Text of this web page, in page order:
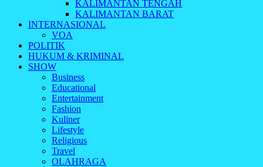
KALIMANTAN TENGAH
KALIMANTAN BARAT
INTERNASIONAL
VOA
POLITIK
HUKUM & KRIMINAL
SHOW
Business
Educational
Entertainment
Fashion
Kuliner
Lifestyle
Religious
Travel
OLAHRAGA